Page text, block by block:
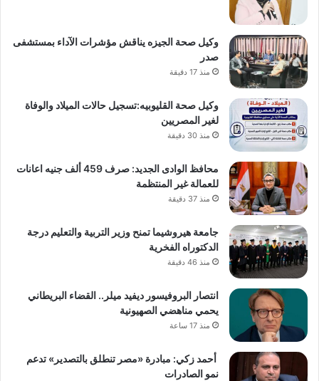
وكيل صحة الجيزه يناقش مؤشرات الآداء بمستشفى
صدر
منذ 17 دقيقة
وكيل صحة القليوبيه:تسجيل حالات الميلاد والوفاة
لغير المصريين
منذ 30 دقيقة
محافظ الوادى الجديد: صرف 459 ألف جنيه اعانات
للعمالة غير المنتظمة
منذ 37 دقيقة
جامعة هيروشيما تمنح وزير التربية والتعليم درجة
الدكتوراه الفخرية
منذ 46 دقيقة
انتصار البروفيسور ديفيد ميلر.. القضاء البريطاني
يحمي مناهضي الصهيونية
منذ 17 ساعة
أحمد زكي: مبادرة «مصر تنطلق بالتصدير» تدعم
نمو الصادرات